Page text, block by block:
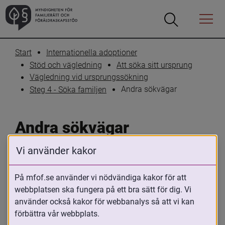
Öppna
Öppna
Menyn
Start
Internationella adoptioner
Stöd och vägledning
Att söka sitt ursprung
Vägledning vid ursprungssökning
Steg 4 - Söka familjen
Andra sökvägar
Andra sökvägar
Skriv ut
Utöver de sökvägar och stöd som
nämnts kan det finnas andra möjligheter
att söka i olika länder. Generellt kan det
Vi använder kakor
På mfof.se använder vi nödvändiga kakor för att
webbplatsen ska fungera på ett bra sätt för dig. Vi
använder också kakor för webbanalys så att vi kan
förbättra vår webbplats.